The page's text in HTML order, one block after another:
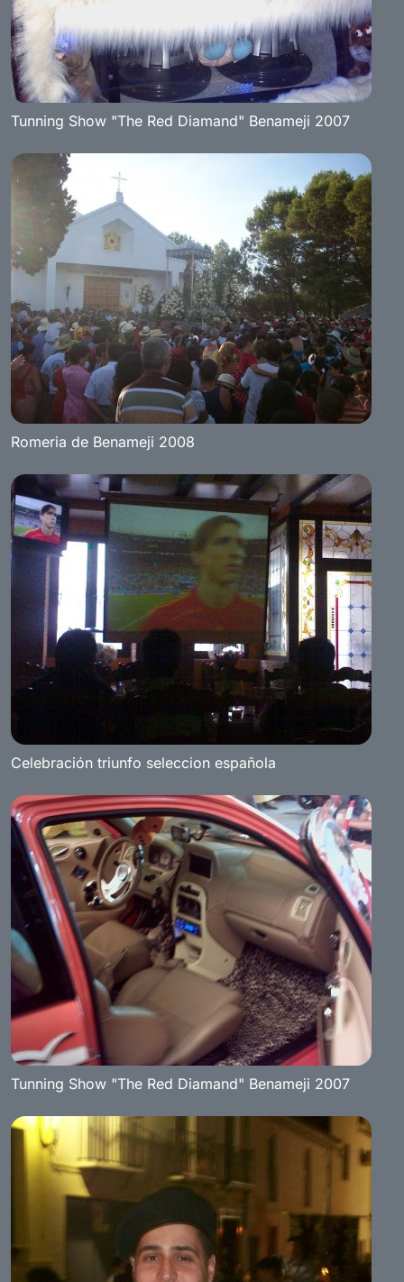
Tunning Show "The Red Diamand" Benameji 2007
Romeria de Benameji 2008
Celebración triunfo seleccion española
Tunning Show "The Red Diamand" Benameji 2007